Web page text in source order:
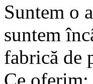
Suntem o
suntem
fabrică de
Ce oferim: